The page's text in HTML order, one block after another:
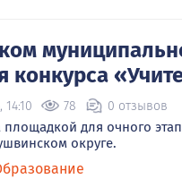
конкурса
78 0 отзывов
для очного
округе.